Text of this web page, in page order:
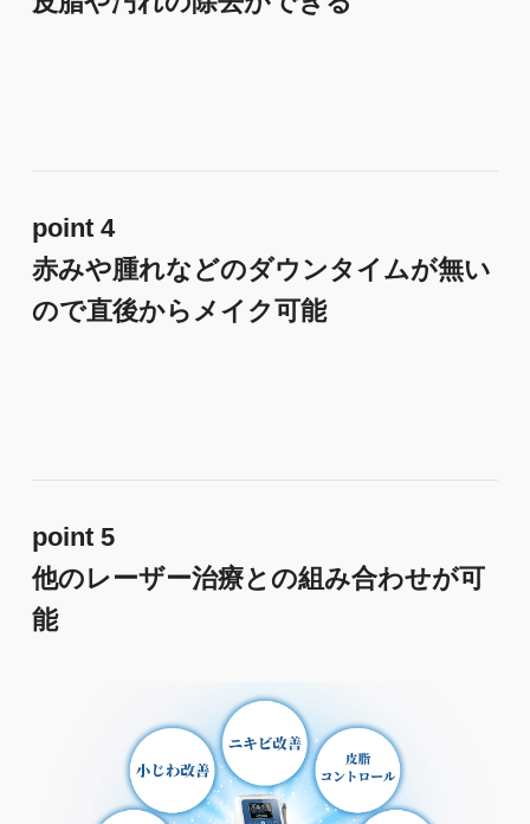
point 4
赤みや腫れなどのダウンタイムが無い
ので直後からメイク可能
point 5
他のレーザー治療との組み合わせが可
能